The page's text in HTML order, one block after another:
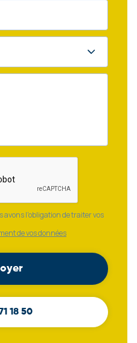
avons l'obligation de traiter vos
de vos données
18 50